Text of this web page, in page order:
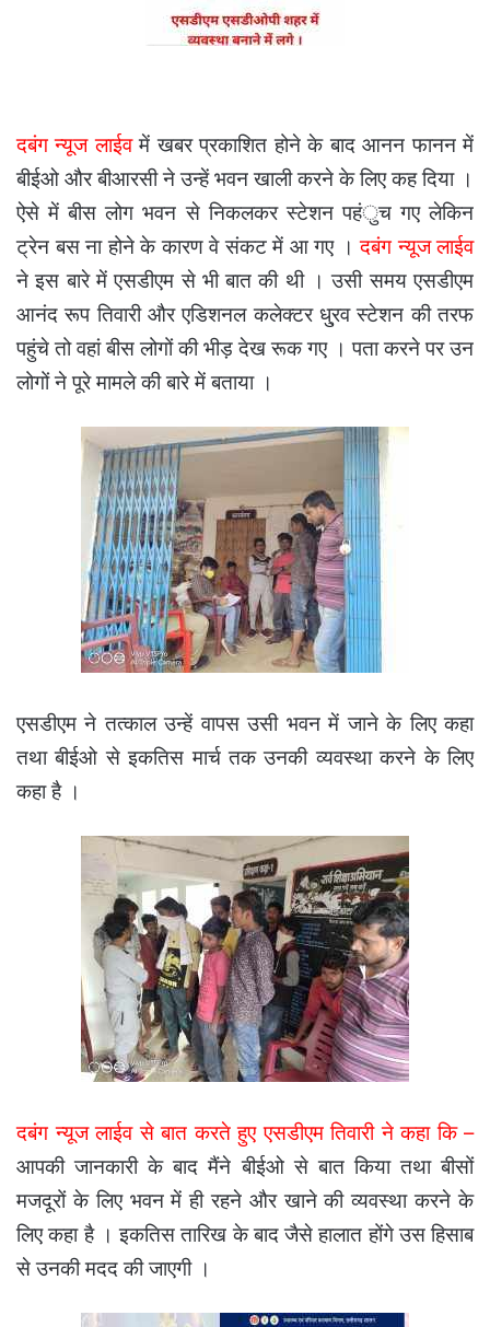
दबंग न्यूज लाईवमें खबर प्रकाशित होने के बाद आनन फानन में
बीईओ और बीआरसी ने उन्हें भवन खाली करने के लिए कह दिया ।
ऐसे में बीस लोग भवन से निकलकर स्टेशन पहंुच गए लेकिन
ट्रेन बस ना होने के कारण वे संकट में आ गए ।दबंग न्यूज लाईव
ने इस बारे में एसडीएम से भी बात की थी । उसी समय एसडीएम
आनंद रूप तिवारी और एडिशनल कलेक्टर धु्रव स्टेशन की तरफ
पहुंचे तो वहां बीस लोगों की भीड़ देख रूक गए । पता करने पर उन
लोगों ने पूरे मामले की बारे में बताया ।
एसडीएम ने तत्काल उन्हें वापस उसी भवन में जाने के लिए कहा
तथा बीईओ से इकतिस मार्च तक उनकी व्यवस्था करने के लिए
कहा है ।
दबंग न्यूज लाईव से बात करते हुए एसडीएम तिवारी ने कहा कि –
आपकी जानकारी के बाद मैंने बीईओ से बात किया तथा बीसों
मजदूरों के लिए भवन में ही रहने और खाने की व्यवस्था करने के
लिए कहा है । इकतिस तारिख के बाद जैसे हालात होंगे उस हिसाब
से उनकी मदद की जाएगी ।